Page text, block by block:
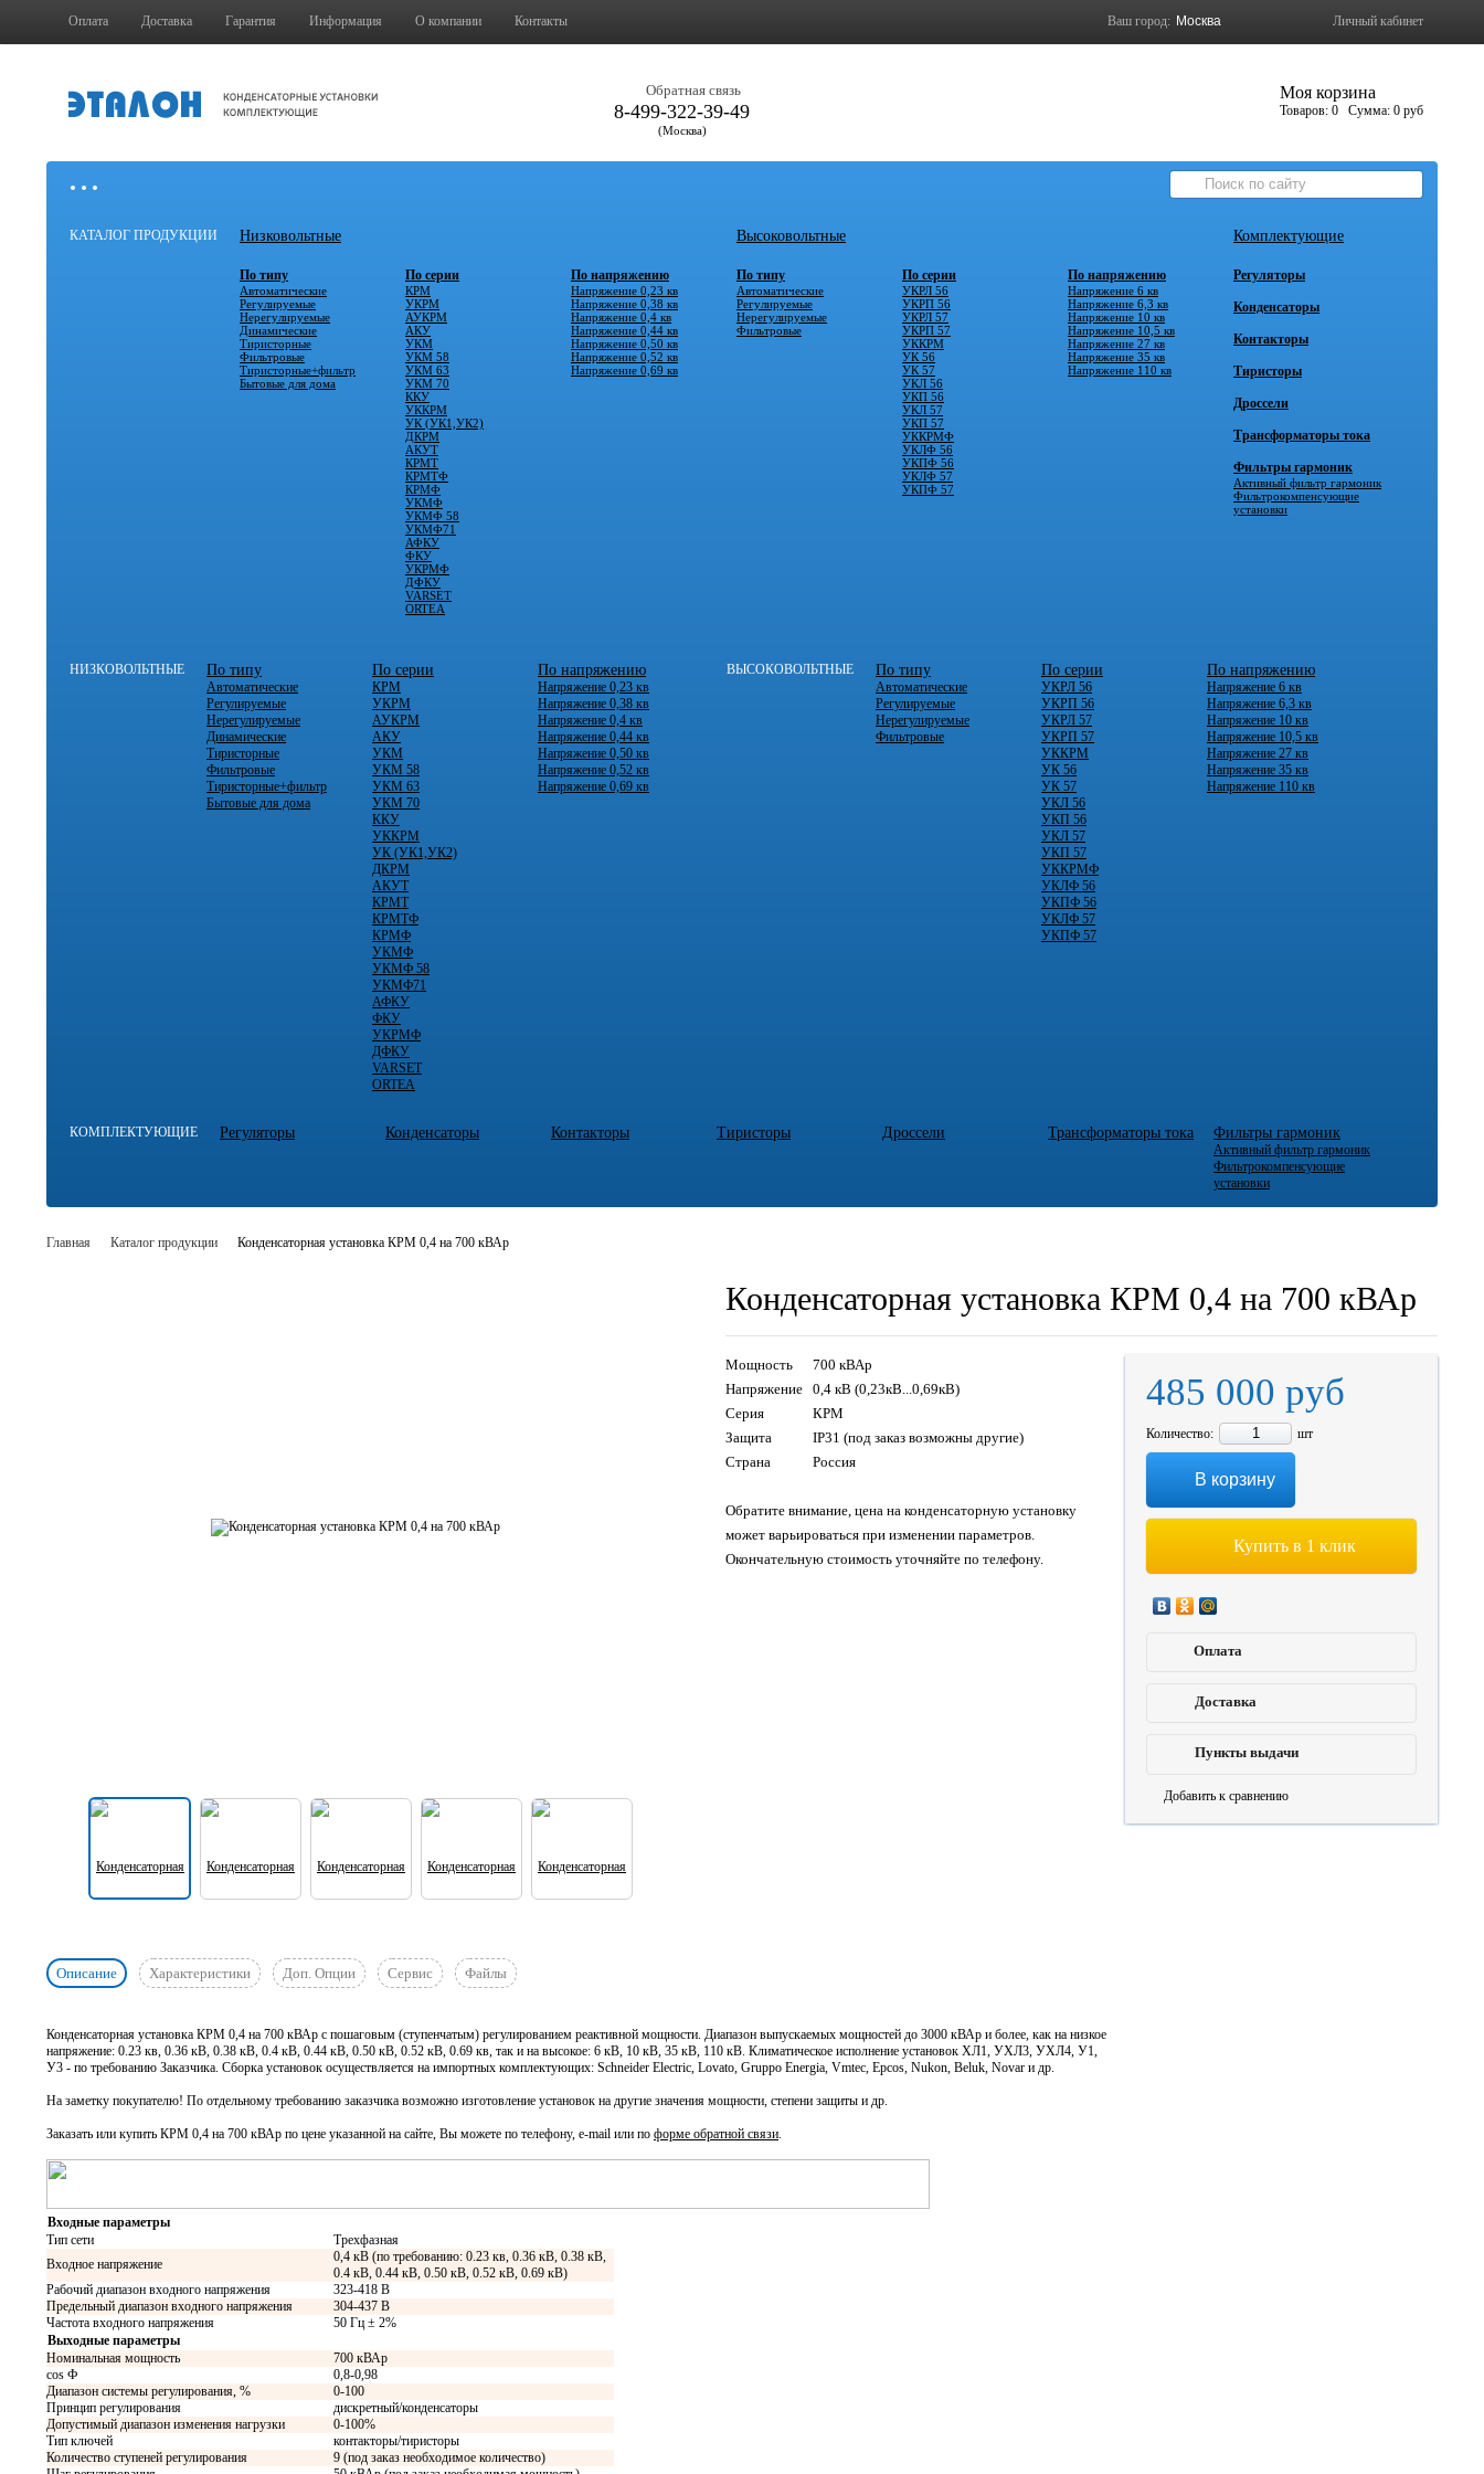
Оплата Доставка Гарантия Информация О компании Контакты Личный кабинет
Ваш город:
Моя корзина
Товаров: 0 Сумма: 0 руб
Обратная связь
8-499-322-39-49
(Москва)
• • •
КАТАЛОГ ПРОДУКЦИИ Низковольтные
По типу
Автоматические
Регулируемые
Нерегулируемые
Динамические
Тиристорные
Фильтровые
Тиристорные+фильтр
Бытовые для дома
По серии
КРМ
УКРМ
АУКРМ
АКУ
УКМ
УКМ 58
УКМ 63
УКМ 70
ККУ
УККРМ
УК (УК1,УК2)
ДКРМ
АКУТ
КРМТ
КРМТФ
КРМФ
УКМФ
УКМФ 58
УКМФ71
АФКУ
ФКУ
УКРМФ
ДФКУ
VARSET
ORTEA
По напряжению
Напряжение 0,23 кв
Напряжение 0,38 кв
Напряжение 0,4 кв
Напряжение 0,44 кв
Напряжение 0,50 кв
Напряжение 0,52 кв
Напряжение 0,69 кв
Высоковольтные
По типу
Автоматические
Регулируемые
Нерегулируемые
Фильтровые
По серии
УКРЛ 56
УКРП 56
УКРЛ 57
УКРП 57
УККРМ
УК 56
УК 57
УКЛ 56
УКП 56
УКЛ 57
УКП 57
УККРМФ
УКЛФ 56
УКПФ 56
УКЛФ 57
УКПФ 57
По напряжению
Напряжение 6 кв
Напряжение 6,3 кв
Напряжение 10 кв
Напряжение 10,5 кв
Напряжение 27 кв
Напряжение 35 кв
Напряжение 110 кв
Комплектующие
Регуляторы
Конденсаторы
Контакторы
Тиристоры
Дроссели
Трансформаторы тока
Фильтры гармоник
Активный фильтр гармоник
Фильтрокомпенсующие
установки
НИЗКОВОЛЬТНЫЕ По типу
Автоматические
Регулируемые
Нерегулируемые
Динамические
Тиристорные
Фильтровые
Тиристорные+фильтр
Бытовые для дома
По серии
КРМ
УКРМ
АУКРМ
АКУ
УКМ
УКМ 58
УКМ 63
УКМ 70
ККУ
УККРМ
УК (УК1,УК2)
ДКРМ
АКУТ
КРМТ
КРМТФ
КРМФ
УКМФ
УКМФ 58
УКМФ71
АФКУ
ФКУ
УКРМФ
ДФКУ
VARSET
ORTEA
По напряжению
Напряжение 0,23 кв
Напряжение 0,38 кв
Напряжение 0,4 кв
Напряжение 0,44 кв
Напряжение 0,50 кв
Напряжение 0,52 кв
Напряжение 0,69 кв
ВЫСОКОВОЛЬТНЫЕ По типу
Автоматические
Регулируемые
Нерегулируемые
Фильтровые
По серии
УКРЛ 56
УКРП 56
УКРЛ 57
УКРП 57
УККРМ
УК 56
УК 57
УКЛ 56
УКП 56
УКЛ 57
УКП 57
УККРМФ
УКЛФ 56
УКПФ 56
УКЛФ 57
УКПФ 57
По напряжению
Напряжение 6 кв
Напряжение 6,3 кв
Напряжение 10 кв
Напряжение 10,5 кв
Напряжение 27 кв
Напряжение 35 кв
Напряжение 110 кв
КОМПЛЕКТУЮЩИЕ Регуляторы Конденсаторы Контакторы Тиристоры Дроссели Трансформаторы тока Фильтры гармоник
Активный фильтр гармоник
Фильтрокомпенсующие
установки
Главная Каталог продукции Конденсаторная установка КРМ 0,4 на 700 кВАр
Конденсаторная установка КРМ 0,4 на 700 кВАр
485 000 руб
Количество: шт
В корзину
Купить в 1 клик
Оплата
Доставка
Пункты выдачи
Добавить к сравнению
Мощность
700 кВАр
Напряжение 0,4 кВ (0,23кВ...0,69кВ)
Серия
КРМ
Защита
IP31 (под заказ возможны другие)
Страна
Россия
Обратите внимание, цена на конденсаторную установку
может варьироваться при изменении параметров.
Окончательную стоимость уточняйте по телефону.
Описание Характеристики Доп. Опции Сервис Файлы
Конденсаторная установка КРМ 0,4 на 700 кВАр с пошаговым (ступенчатым) регулированием реактивной мощности. Диапазон выпускаемых мощностей до 3000 кВАр и более, как на низкое
напряжение: 0.23 кв, 0.36 кВ, 0.38 кВ, 0.4 кВ, 0.44 кВ, 0.50 кВ, 0.52 кВ, 0.69 кв, так и на высокое: 6 кВ, 10 кВ, 35 кВ, 110 кВ. Климатическое исполнение установок ХЛ1, УХЛ3, УХЛ4, У1,
У3 - по требованию Заказчика. Сборка установок осуществляется на импортных комплектующих: Schneider Electric, Lovato, Gruppo Energia, Vmtec, Epcos, Nukon, Beluk, Novar и др.
На заметку покупателю! По отдельному требованию заказчика возможно изготовление установок на другие значения мощности, степени защиты и др.
Заказать или купить КРМ 0,4 на 700 кВАр по цене указанной на сайте, Вы можете по телефону, e-mail или по форме обратной связи.
Входные параметры
Тип сети
Трехфазная
Входное напряжение
0,4 кВ (по требованию: 0.23 кв, 0.36 кВ, 0.38 кВ,
0.4 кВ, 0.44 кВ, 0.50 кВ, 0.52 кВ, 0.69 кВ)
Рабочий диапазон входного напряжения
323-418 В
Предельный диапазон входного напряжения
304-437 В
Частота входного напряжения
50 Гц ± 2%
Выходные параметры
Номинальная мощность
700 кВАр
cos Ф
0,8-0,98
Диапазон системы регулирования, %
0-100
Принцип регулирования
дискретный/конденсаторы
Допустимый диапазон изменения нагрузки
0-100%
Тип ключей
контакторы/тиристоры
Количество ступеней регулирования
9 (под заказ необходимое количество)